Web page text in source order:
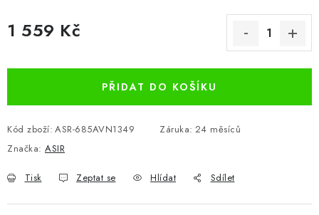
1 559 Kč
PŘIDAT DO KOŠÍKU
Kód zboží: ASR-685AVN1349 Záruka: 24 měsíců
Značka: ASIR
Tisk Zeptat se Hlídat Sdílet